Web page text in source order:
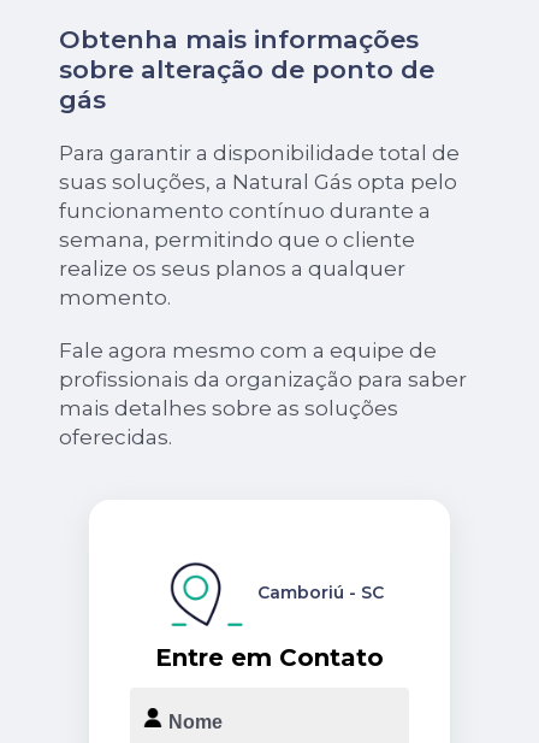
Obtenha mais informações
sobre alteração de ponto de
gás
Para garantir a disponibilidade total de
suas soluções, a Natural Gás opta pelo
funcionamento contínuo durante a
semana, permitindo que o cliente
realize os seus planos a qualquer
momento.
Fale agora mesmo com a equipe de
profissionais da organização para saber
mais detalhes sobre as soluções
oferecidas.
Entre em Contato
Camboriú - SC